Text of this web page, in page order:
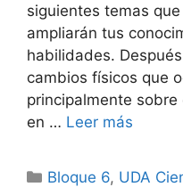
siguientes temas
ampliarán tus
habilidades.
cambios físicos que
principalmente
en … Leer más
Categorías
Bloque 6, UDA